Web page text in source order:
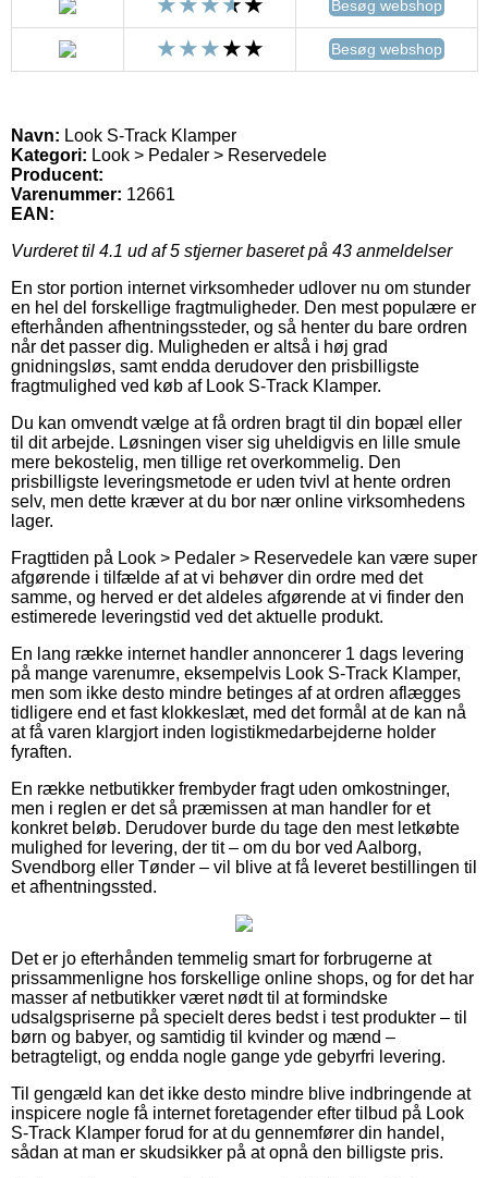
Besøg webshop
Besøg webshop
Navn: Look S-Track Klamper
Kategori: Look > Pedaler > Reservedele
Producent:
Varenummer: 12661
EAN:
Vurderet til 4.1 ud af 5 stjerner baseret på 43 anmeldelser
En stor portion internet virksomheder udlover nu om stunder
en hel del forskellige fragtmuligheder. Den mest populære er
efterhånden afhentningssteder, og så henter du bare ordren
når det passer dig. Muligheden er altså i høj grad
gnidningsløs, samt endda derudover den prisbilligste
fragtmulighed ved køb af Look S-Track Klamper.
Du kan omvendt vælge at få ordren bragt til din bopæl eller
til dit arbejde. Løsningen viser sig uheldigvis en lille smule
mere bekostelig, men tillige ret overkommelig. Den
prisbilligste leveringsmetode er uden tvivl at hente ordren
selv, men dette kræver at du bor nær online virksomhedens
lager.
Fragttiden på Look > Pedaler > Reservedele kan være super
afgørende i tilfælde af at vi behøver din ordre med det
samme, og herved er det aldeles afgørende at vi finder den
estimerede leveringstid ved det aktuelle produkt.
En lang række internet handler annoncerer 1 dags levering
på mange varenumre, eksempelvis Look S-Track Klamper,
men som ikke desto mindre betinges af at ordren aflægges
tidligere end et fast klokkeslæt, med det formål at de kan nå
at få varen klargjort inden logistikmedarbejderne holder
fyraften.
En række netbutikker frembyder fragt uden omkostninger,
men i reglen er det så præmissen at man handler for et
konkret beløb. Derudover burde du tage den mest letkøbte
mulighed for levering, der tit – om du bor ved Aalborg,
Svendborg eller Tønder – vil blive at få leveret bestillingen til
et afhentningssted.
Det er jo efterhånden temmelig smart for forbrugerne at
prissammenligne hos forskellige online shops, og for det har
masser af netbutikker været nødt til at formindske
udsalgspriserne på specielt deres bedst i test produkter – til
børn og babyer, og samtidig til kvinder og mænd –
betragteligt, og endda nogle gange yde gebyrfri levering.
Til gengæld kan det ikke desto mindre blive indbringende at
inspicere nogle få internet foretagender efter tilbud på Look
S-Track Klamper forud for at du gennemfører din handel,
sådan at man er skudsikker på at opnå den billigste pris.